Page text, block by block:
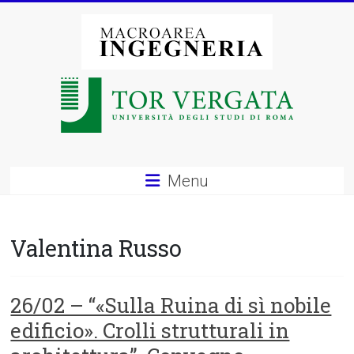
Macroarea
degli
di
Roma
Menu
Valentina Russo
26/02 – “«Sulla Ruina di sì nobile
edificio». Crolli strutturali in